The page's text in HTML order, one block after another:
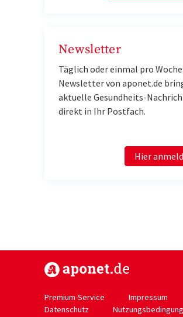
Newsletter
Täglich oder einmal pro
Newsletter von aponet.de
aktuelle Gesundheits-
direkt in Ihr Postfach.
Hier
Premium-Service
Impressum
Datenschutz